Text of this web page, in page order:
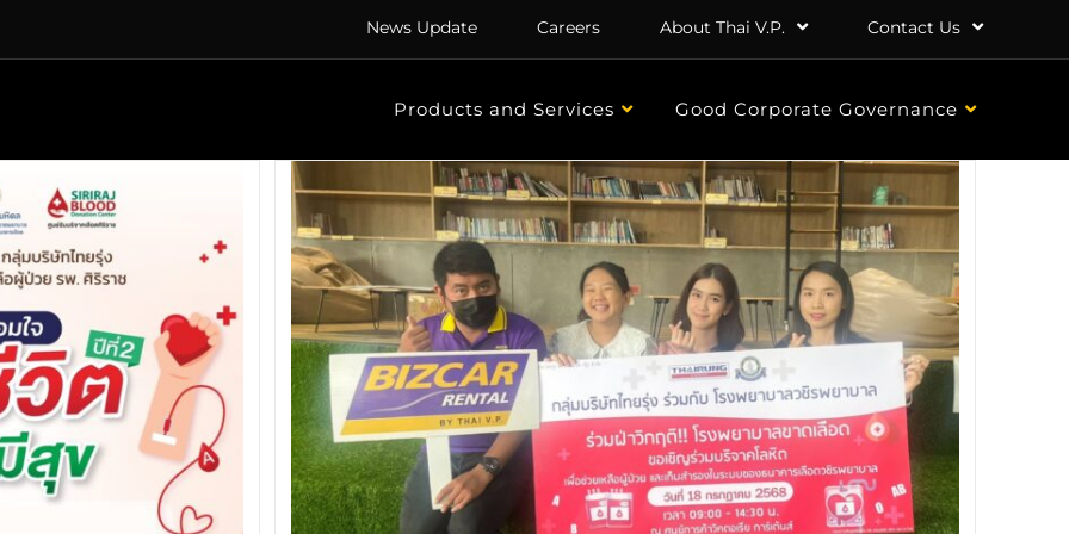
News Update Careers About Thai V.P. Contact Us
Products and Services Good Corporate Governance